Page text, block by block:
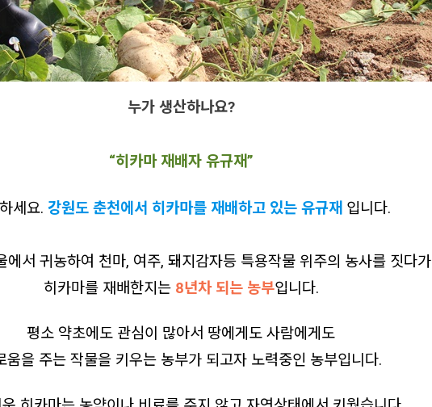
누가 생산하나요?
“히카마 재배자 유규재”
세요. 강원도 춘천에서 히카마를 재배하고 있는 유규재 입니다.
에서 귀농하여 천마, 여주, 돼지감자등 특용작물 위주의 농사를 짓다가
히카마를 재배한지는 8년차 되는 농부입니다.
평소 약초에도 관심이 많아서 땅에게도 사람에게도
움을 주는 작물을 키우는 농부가 되고자 노력중인 농부입니다.